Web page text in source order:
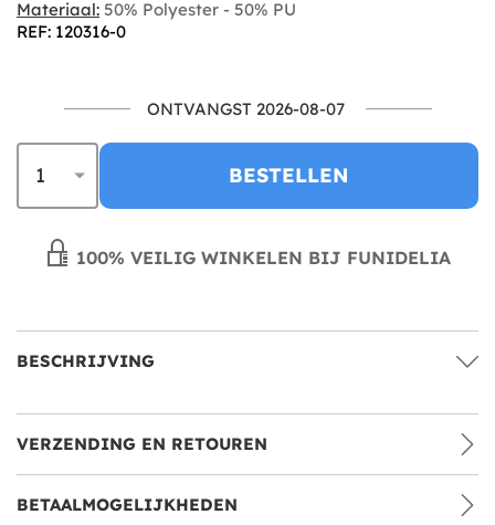
Materiaal: 50% Polyester - 50% PU
REF: 120316-0
ONTVANGST 2026-08-07
BESTELLEN
100% VEILIG WINKELEN BIJ FUNIDELIA
BESCHRIJVING
VERZENDING EN RETOUREN
BETAALMOGELIJKHEDEN